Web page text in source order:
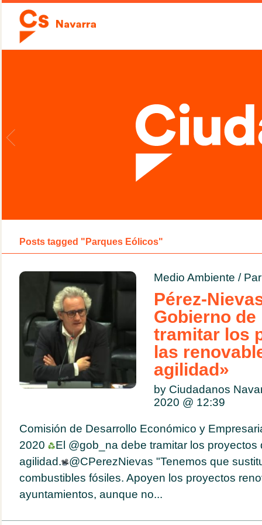
Posts tagged "Parques Eólicos"
Medio Ambiente /
Pérez-
Gobierno de
tramitar los
las
agilidad»
by Ciudadanos
2020 @ 12:39
Comisión de Desarrollo Económico y
2020
El @gob_na debe tramitar los
agilidad.
@CPerezNievas "Tenemos que
combustibles fósiles. Apoyen los proyectos
ayuntamientos, aunque no...